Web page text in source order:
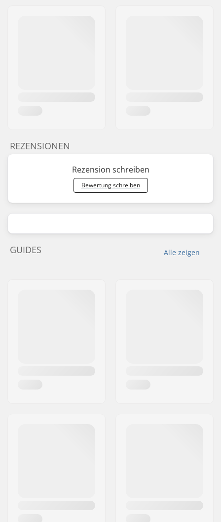
REZENSIONEN
Rezension schreiben
Bewertung schreiben
Alle zeigen
GUIDES